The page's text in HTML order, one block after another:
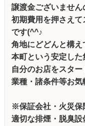
譲渡金ございません
初期費用を押さえ
です(^^♪
角地にどどんと構
本町という安定した
自分のお店をスター
業種・諸条件等お気
※保証会社・火災
適切な排煙・脱臭設